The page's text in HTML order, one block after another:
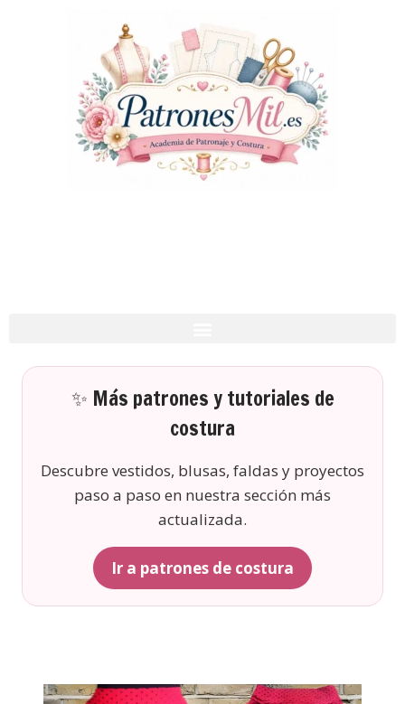
✨ Más patrones y tutoriales de
costura
Descubre vestidos, blusas, faldas y proyectos
paso a paso en nuestra sección más
actualizada.
Ir a patrones de costura